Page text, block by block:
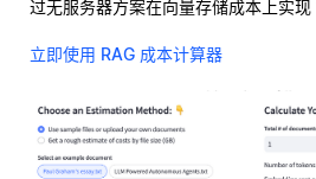
过无服务器方案在向量存储成本上实现
立即使用 RAG 成本计算器